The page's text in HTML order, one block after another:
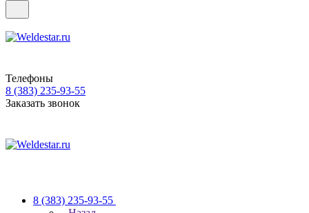
Телефоны
8 (383) 235-93-55
Заказать звонок
8 (383) 235-93-55